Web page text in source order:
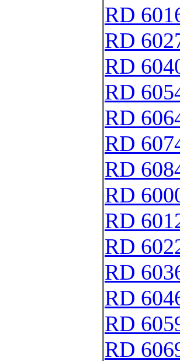
RD
RD
RD
RD
RD
RD
RD
RD
RD
RD
RD
RD
RD
RD